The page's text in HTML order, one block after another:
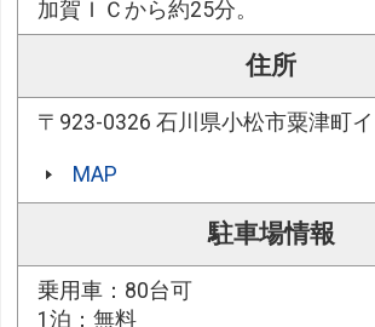
加賀ＩＣから約25分。
住所
〒923-0326 石川県小松市粟津町
MAP
駐車場情報
乗用車：80台可
1泊：無料